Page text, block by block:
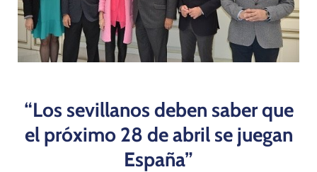
“Los sevillanos deben saber que
el próximo 28 de abril se juegan
España”